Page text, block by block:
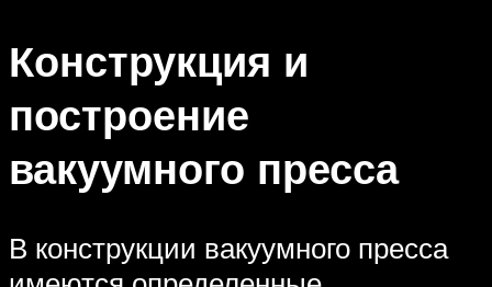
Конструкция и
построение
вакуумного пресса
В конструкции вакуумного пресса